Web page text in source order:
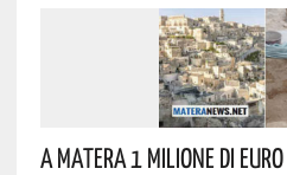
A Matera 1 Milione Di